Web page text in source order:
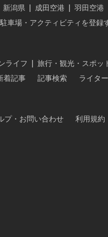
新潟県 成田空港
羽田空港
駐車場・アクティビティを登録
ライフ 旅行・観光・スポッ
着記事 記事検索 ライタ
プ・お問い合わせ 利用規約